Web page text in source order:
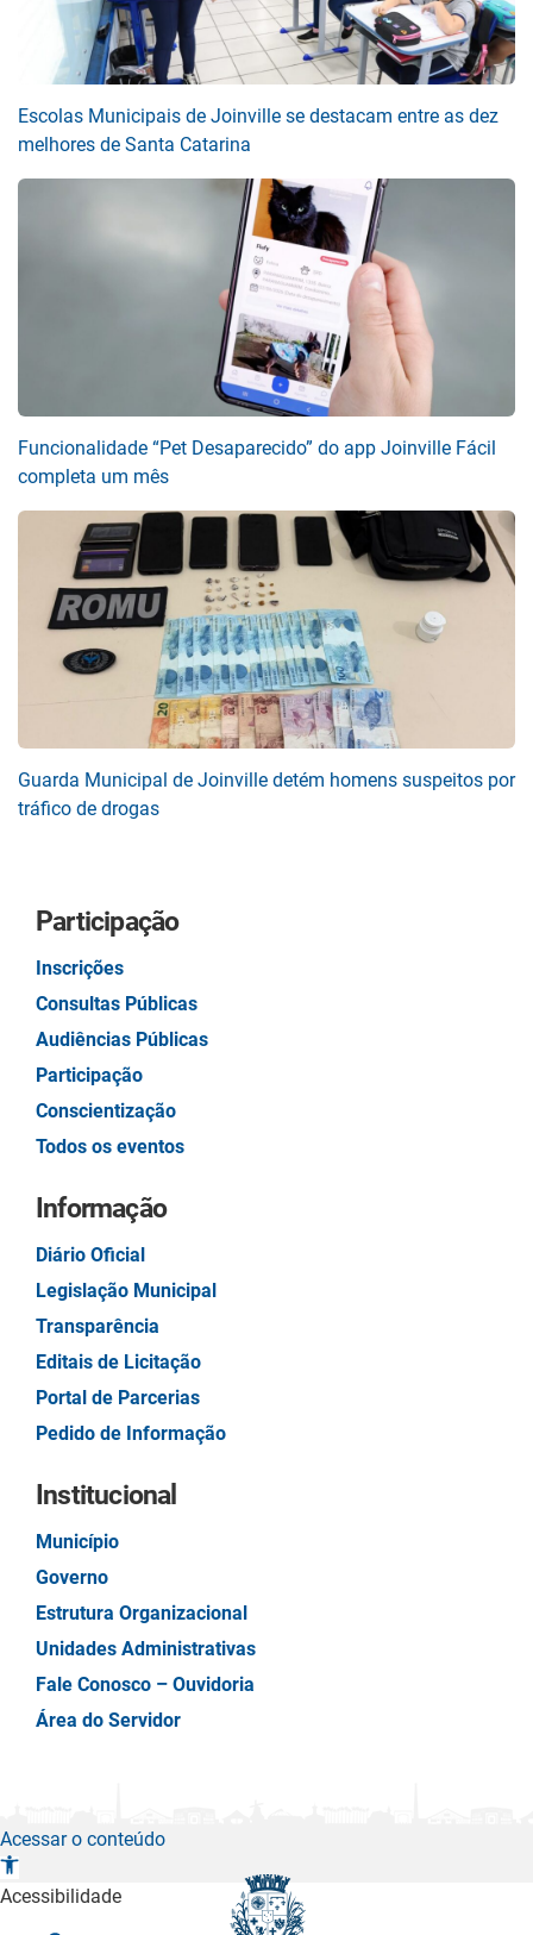
Escolas Municipais de Joinville se destacam entre as dez
melhores de Santa Catarina
Funcionalidade “Pet Desaparecido” do app Joinville Fácil
completa um mês
Guarda Municipal de Joinville detém homens suspeitos por
tráfico de drogas
Participação
Inscrições
Consultas Públicas
Audiências Públicas
Participação
Conscientização
Todos os eventos
Informação
Diário Oficial
Legislação Municipal
Transparência
Editais de Licitação
Portal de Parcerias
Pedido de Informação
Institucional
Município
Governo
Estrutura Organizacional
Unidades Administrativas
Fale Conosco – Ouvidoria
Área do Servidor
Acessar o conteúdo
A
b
Acessibilidade